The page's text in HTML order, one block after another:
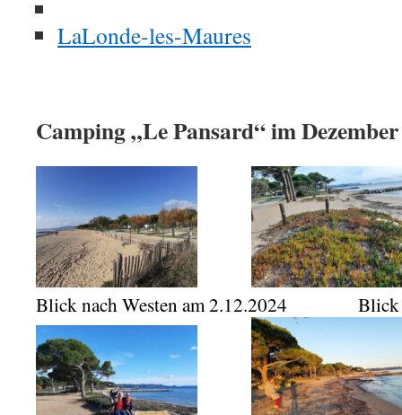
LaLonde-les-Maures
Camping „Le Pansard“ im
Blick nach Westen am 2.12.2024 Blick